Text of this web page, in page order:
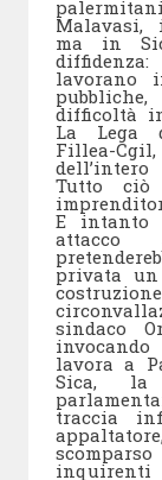
ma in
lavorano
difficoltà
La Lega
Fillea-
Tutto ciò
E intanto
attacco
privata
sindaco
lavora a
Sica, la
traccia
inquirenti